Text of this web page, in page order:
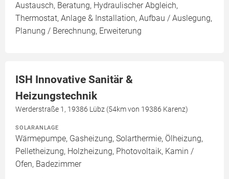
Austausch, Beratung, Hydraulischer Abgleich,
Thermostat, Anlage & Installation, Aufbau / Auslegung,
Planung / Berechnung, Erweiterung
ISH Innovative Sanitär &
Heizungstechnik
Werderstraße 1, 19386 Lübz (54km von 19386 Karenz)
SOLARANLAGE
Wärmepumpe, Gasheizung, Solarthermie, Ölheizung,
Pelletheizung, Holzheizung, Photovoltaik, Kamin /
Ofen, Badezimmer